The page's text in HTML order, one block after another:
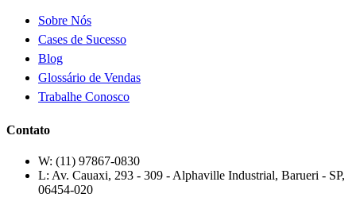
Sobre Nós
Cases de Sucesso
Blog
Glossário de Vendas
Trabalhe Conosco
Contato
W: (11) 97867-0830
L: Av. Cauaxi, 293 - 309 - Alphaville Industrial, Barueri - SP,
06454-020